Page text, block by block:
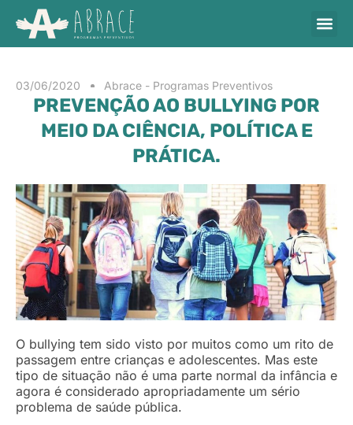
03/06/2020 Abrace - Programas Preventivos
PREVENÇÃO AO BULLYING POR
MEIO DA CIÊNCIA, POLÍTICA E
PRÁTICA.
O bullying tem sido visto por muitos como um rito de
passagem entre crianças e adolescentes. Mas este
tipo de situação não é uma parte normal da infância e
agora é considerado apropriadamente um sério
problema de saúde pública.